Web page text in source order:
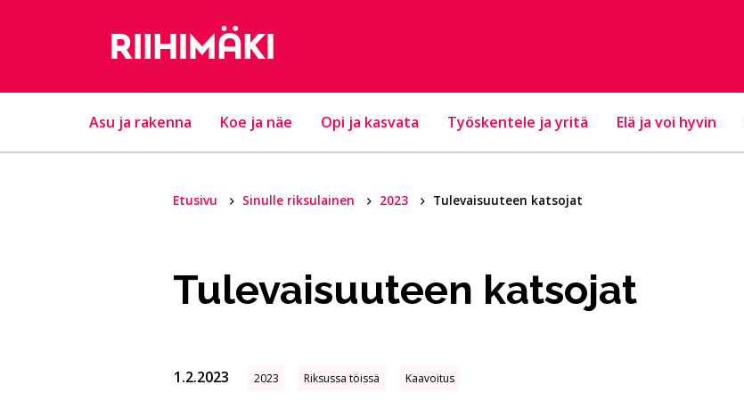
Asu ja rakenna Koe ja näe Opi ja kasvata Työskentele ja yritä Elä ja voi hyvin
Etusivu Sinulle riksulainen 2023 Tulevaisuuteen katsojat
Tulevaisuuteen katsojat
1.2.2023 2023 Riksussa töissä Kaavoitus